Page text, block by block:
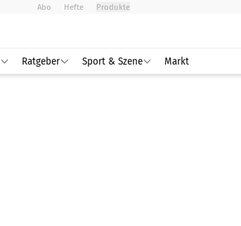
Abo Hefte Produkte
Ratgeber Sport & Szene Markt